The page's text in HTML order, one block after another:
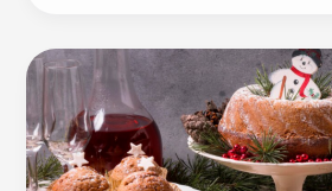
Recettes
desserts
de
Noël